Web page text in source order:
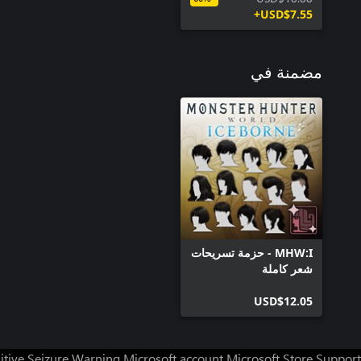
USD$7.55+
مضمنة في
MHW:I - حزمة تسريحات
شعر كاملة
USD$12.05